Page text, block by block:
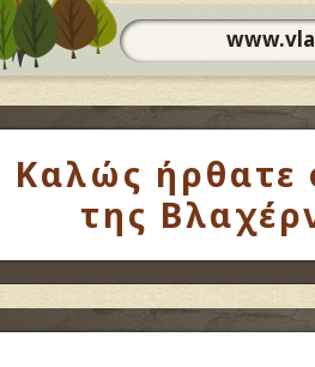
www.vlaxerna.gr:
Καλώς ήρθατε
της